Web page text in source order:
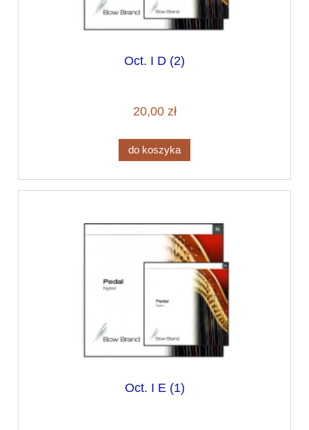
Oct. I D (2)
20,00 zł
do koszyka
Oct. I E (1)